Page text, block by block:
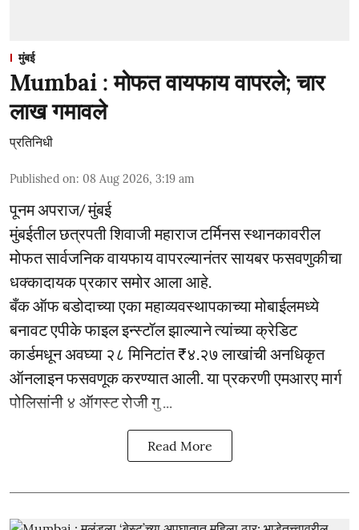
मुंबई
Mumbai : मोफत वायफाय वापरले; चार
लाख गमावले
प्रतिनिधी
Published on: 08 Aug 2026, 3:19 am
पूनम अपराज/ मुंबई
मुंबईतील छत्रपती शिवाजी महाराज टर्मिनस स्थानकावरील
मोफत सार्वजनिक वायफाय वापरल्यानंतर सायबर फसवणुकीचा
धक्कादायक प्रकार समोर आला आहे.
बँक ऑफ बडोदाच्या एका महाव्यवस्थापकाच्या मोबाईलमध्ये
बनावट एपीके फाइल इन्स्टॉल झाल्याने त्यांच्या क्रेडिट
कार्डमधून अवघ्या २८ मिनिटांत ₹४.२७ लाखांची अनधिकृत
ऑनलाइन फसवणूक करण्यात आली. या प्रकरणी एमआरए मार्ग
पोलिसांनी ४ ऑगस्ट रोजी गु ...
Read More